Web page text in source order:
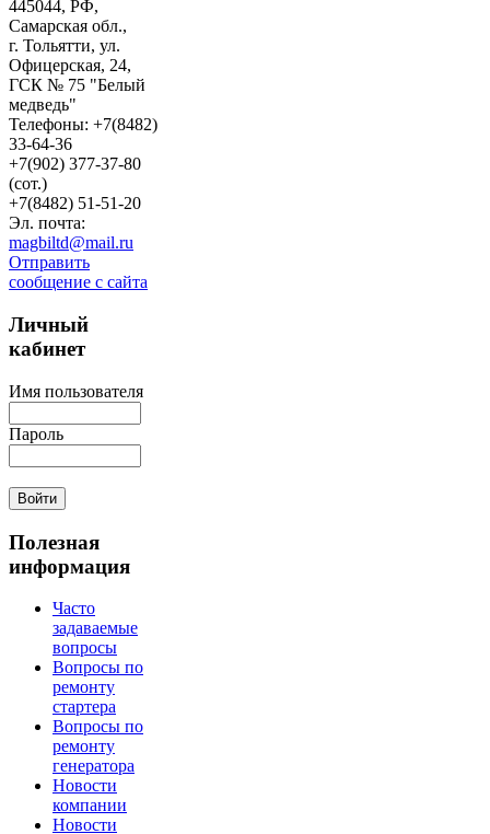
445044, РФ,
Самарская обл.,
г. Тольятти, ул.
Офицерская, 24,
ГСК № 75 "Белый
медведь"
Телефоны: +7(8482)
33-64-36
+7(902) 377-37-80
(сот.)
+7(8482) 51-51-20
Эл. почта:
magbiltd@mail.ru
Отправить
сообщение с сайта
Личный
кабинет
Имя пользователя
Пароль
Полезная
информация
Часто
задаваемые
вопросы
Вопросы по
ремонту
стартера
Вопросы по
ремонту
генератора
Новости
компании
Новости